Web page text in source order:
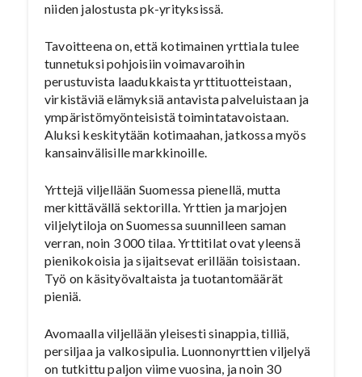
niiden jalostusta pk-yrityksissä.
Tavoitteena on, että kotimainen yrttiala tulee
tunnetuksi pohjoisiin voimavaroihin
perustuvista laadukkaista yrttituotteistaan,
virkistäviä elämyksiä antavista palveluistaan ja
ympäristömyönteisistä toimintatavoistaan.
Aluksi keskitytään kotimaahan, jatkossa myös
kansainvälisille markkinoille.
Yrttejä viljellään Suomessa pienellä, mutta
merkittävällä sektorilla. Yrttien ja marjojen
viljelytiloja on Suomessa suunnilleen saman
verran, noin 3 000 tilaa. Yrttitilat ovat yleensä
pienikokoisia ja sijaitsevat erillään toisistaan.
Työ on käsityövaltaista ja tuotantomäärät
pieniä.
Avomaalla viljellään yleisesti sinappia, tilliä,
persiljaa ja valkosipulia. Luonnonyrttien viljelyä
on tutkittu paljon viime vuosina, ja noin 30